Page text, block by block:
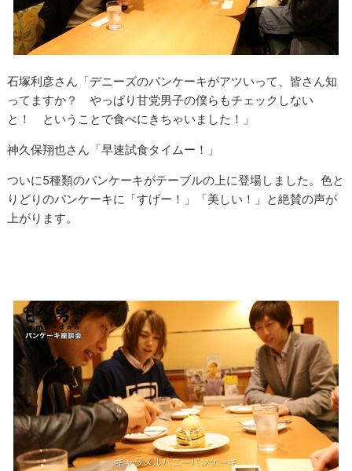
石塚利彦さん「デニーズのパンケーキがアツいって、皆さん知
ってますか？ やっぱり甘党男子の僕らもチェックしない
と！ ということで食べにきちゃいました！」
神久保翔也さん「早速試食タイムー！」
ついに5種類のパンケーキがテーブルの上に登場しました。色と
りどりのパンケーキに「すげー！」「美しい！」と絶賛の声が
上がります。